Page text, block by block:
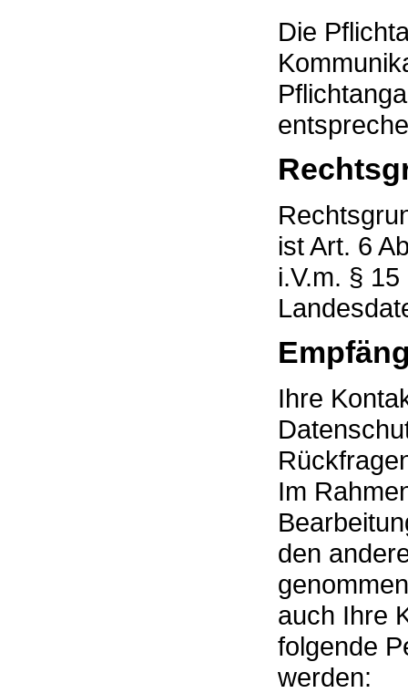
Die
ist Art. 6
i.V.m. §
Ihre
Im
den
auch Ihre
folgende
werden: